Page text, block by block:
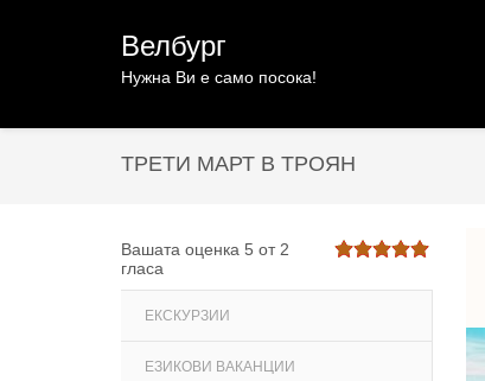
Велбург
Нужна Ви е само посока!
ТРЕТИ МАРТ В ТРОЯН
Вашата оценка 5 от 2
гласа
ЕКСКУРЗИИ
ЕЗИКОВИ ВАКАНЦИИ